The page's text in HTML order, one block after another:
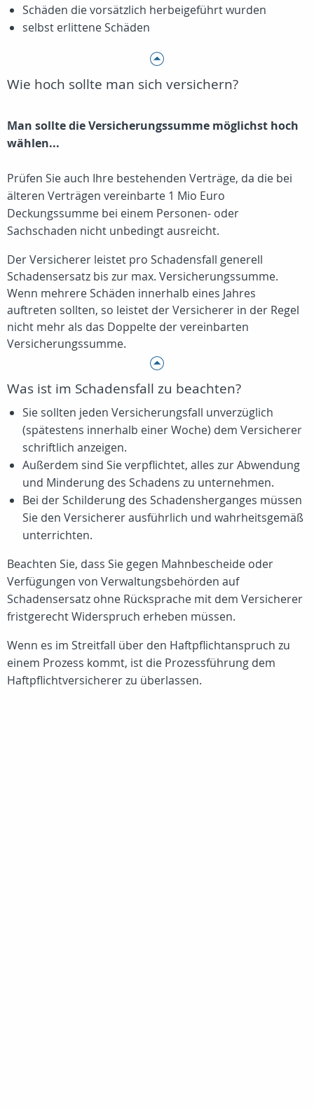
Schäden die vorsätzlich herbeigeführt wurden
selbst erlittene Schäden
Wie hoch sollte man sich versichern?
Man sollte die Versicherungssumme möglichst hoch
wählen...
Prüfen Sie auch Ihre bestehenden Verträge, da die bei
älteren Verträgen vereinbarte 1 Mio Euro
Deckungssumme bei einem Personen- oder
Sachschaden nicht unbedingt ausreicht.
Der Versicherer leistet pro Schadensfall generell
Schadensersatz bis zur max. Versicherungssumme.
Wenn mehrere Schäden innerhalb eines Jahres
auftreten sollten, so leistet der Versicherer in der Regel
nicht mehr als das Doppelte der vereinbarten
Versicherungssumme.
Was ist im Schadensfall zu beachten?
Sie sollten jeden Versicherungsfall unverzüglich
(spätestens innerhalb einer Woche) dem Versicherer
schriftlich anzeigen.
Außerdem sind Sie verpflichtet, alles zur Abwendung
und Minderung des Schadens zu unternehmen.
Bei der Schilderung des Schadensherganges müssen
Sie den Versicherer ausführlich und wahrheitsgemäß
unterrichten.
Beachten Sie, dass Sie gegen Mahnbescheide oder
Verfügungen von Verwaltungsbehörden auf
Schadensersatz ohne Rücksprache mit dem Versicherer
fristgerecht Widerspruch erheben müssen.
Wenn es im Streitfall über den Haftpflichtanspruch zu
einem Prozess kommt, ist die Prozessführung dem
Haftpflichtversicherer zu überlassen.